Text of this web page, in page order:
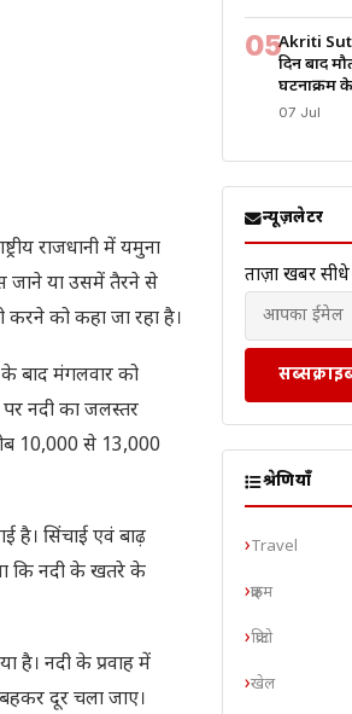
राजधानी में यमुना
जाने या उसमें तैरने से
करने को कहा जा रहा है।
के बाद मंगलवार को
नदी का जलस्तर
10,000 से 13,000
है। सिंचाई एवं बाढ़
कि नदी के खतरे के
है। नदी के प्रवाह में
दूर चला जाए।
05Akriti
दिन बाद
घटनाक्रम
07 Jul
न्यूज़लेटर
ताज़ा खबरें
श्रेणियाँ
Travel
क्राइम
क्रिप्टो
खेल